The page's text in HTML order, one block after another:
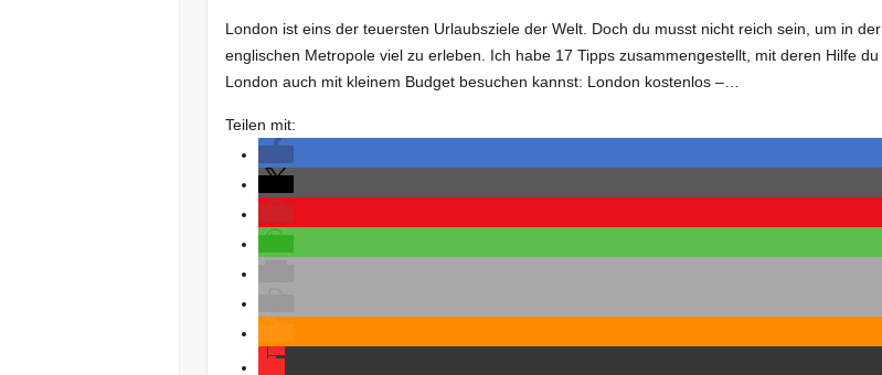
London ist eins der teuersten Urlaubsziele der Welt. Doch du musst nicht reich sein, um in der
englischen Metropole viel zu erleben. Ich habe 17 Tipps zusammengestellt, mit deren Hilfe du
London auch mit kleinem Budget besuchen kannst: London kostenlos –…
Teilen mit: